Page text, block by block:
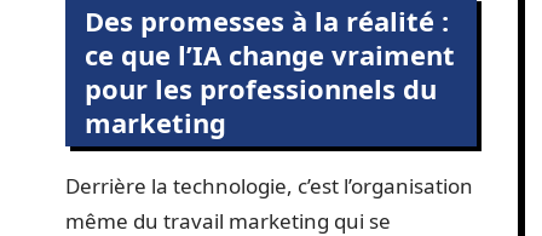
Des promesses à la réalité :
ce que l’IA change vraiment
pour les professionnels du
marketing
Derrière la technologie, c’est l’organisation
même du travail marketing qui se